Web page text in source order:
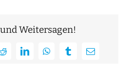
Weitersagen!
RedditLinkedInWhatsAppTumblrE-